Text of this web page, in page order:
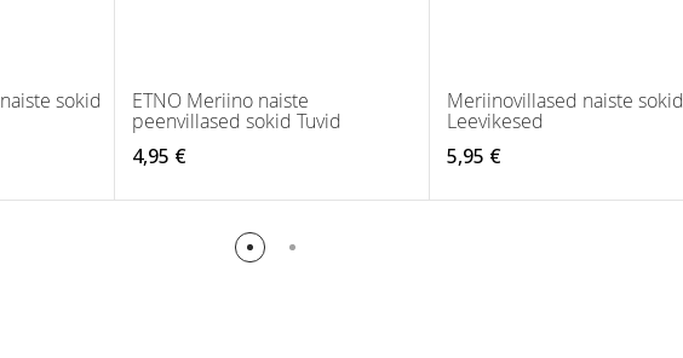
sokid ETNO Meriino naiste
peenvillased sokid Tuvid
4,95 €
Meriinovillased naiste sokid
Leevikesed
5,95 €